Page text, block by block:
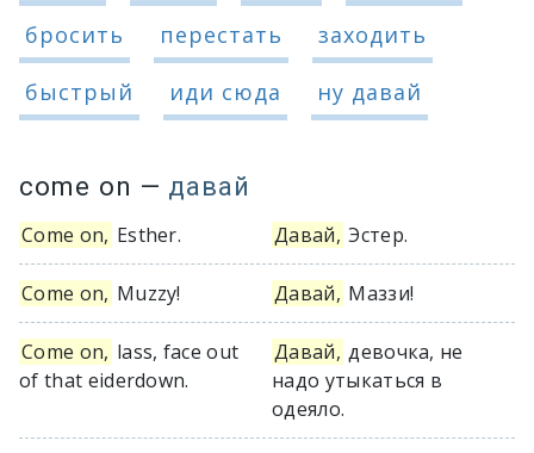
бросить
перестать
заходить
быстрый
иди сюда ну давай
come on — давай
Come on, Esther. Давай, Эстер.
Come on, Muzzy! Давай, Маззи!
Come on, lass, face out
of that eiderdown.
Давай, девочка, не
надо утыкаться в
одеяло.